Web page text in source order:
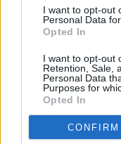
I want to opt-out
Personal Data
Opted In
I want to opt-out
Retention, Sale,
Personal Data
Purposes for
Opted In
CONFIRM
Interessante
Hauptspeisen Rezepte
Vegetarische Rezepte
Knoblauch Rezepte
Ähnliche Rezepte